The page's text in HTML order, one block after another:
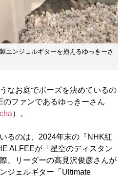
エンジェルギターを抱えるゆっきーさ
なお庭でポーズを決めているの
のファンであるゆっきーさん
）。
るのは、2024年末の『NHK紅
ALFEEが「星空のディスタン
、リーダーの高見沢俊彦さんが
ジェルギター「Ultimate